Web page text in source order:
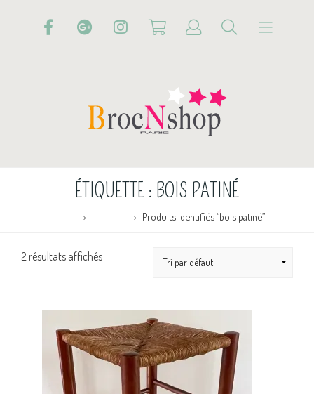
ÉTIQUETTE : BOIS PATINÉ
Produits identifiés “bois patiné”
2 résultats affichés